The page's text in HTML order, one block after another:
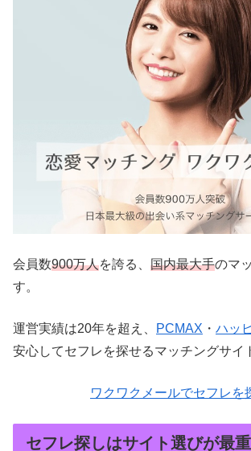
会員数900万人を誇る、 国内最大手のマ
す。
運営実績は20年を超え、 PCMAX ・ ハッ
安心してセフレを探せるマッチングサイ
ワクワクメールでセフレを
セフレ探しはサイト選びが最